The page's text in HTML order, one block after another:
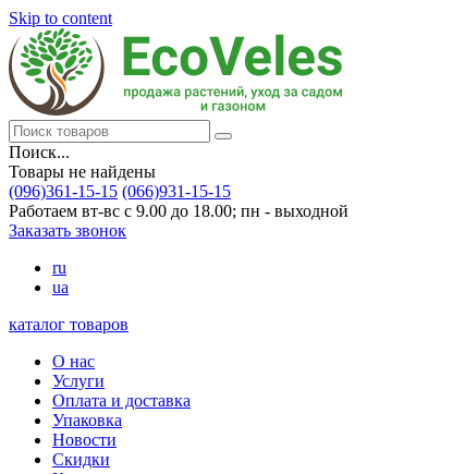
Skip to content
Поиск...
Товары не найдены
(096)361-15-15 (066)931-15-15
Работаем вт-вс с 9.00 до 18.00; пн - выходной
Заказать звонок
ru
ua
каталог товаров
О нас
Услуги
Оплата и доставка
Упаковка
Новости
Скидки